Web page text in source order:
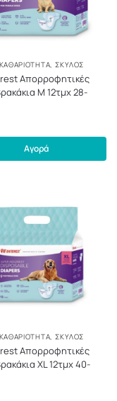
, ΣΚΎΛΟΣ
Απορροφητικές
M 12τμχ 28-
Αγορά
, ΣΚΎΛΟΣ
Απορροφητικές
XL 12τμχ 40-